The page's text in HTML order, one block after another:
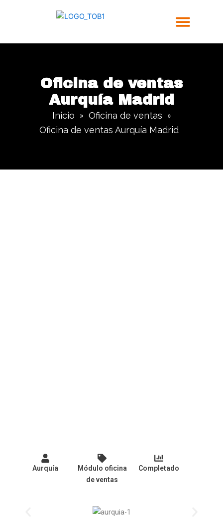
Oficina de ventas
Aurquía Madrid
Inicio » Oficina de ventas »
Oficina de ventas Aurquía Madrid
Aurquía
Módulo oficina
de ventas
Completado